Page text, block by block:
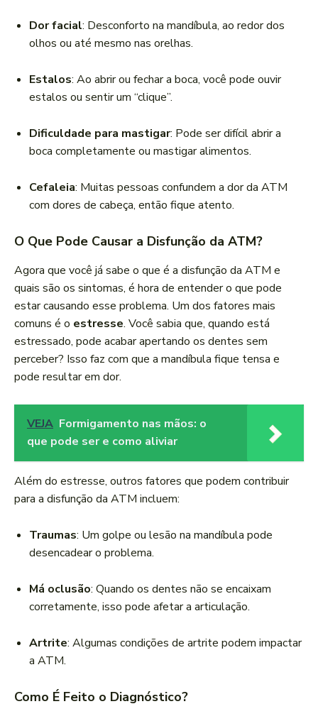
Dor facial: Desconforto na mandíbula, ao redor dos
olhos ou até mesmo nas orelhas.
Estalos: Ao abrir ou fechar a boca, você pode ouvir
estalos ou sentir um “clique”.
Dificuldade para mastigar: Pode ser difícil abrir a
boca completamente ou mastigar alimentos.
Cefaleia: Muitas pessoas confundem a dor da ATM
com dores de cabeça, então fique atento.
O Que Pode Causar a Disfunção da ATM?
Agora que você já sabe o que é a disfunção da ATM e
quais são os sintomas, é hora de entender o que pode
estar causando esse problema. Um dos fatores mais
comuns é o estresse. Você sabia que, quando está
estressado, pode acabar apertando os dentes sem
perceber? Isso faz com que a mandíbula fique tensa e
pode resultar em dor.
VEJA Formigamento nas mãos: o
que pode ser e como aliviar
Além do estresse, outros fatores que podem contribuir
para a disfunção da ATM incluem:
Traumas: Um golpe ou lesão na mandíbula pode
desencadear o problema.
Má oclusão: Quando os dentes não se encaixam
corretamente, isso pode afetar a articulação.
Artrite: Algumas condições de artrite podem impactar
a ATM.
Como É Feito o Diagnóstico?